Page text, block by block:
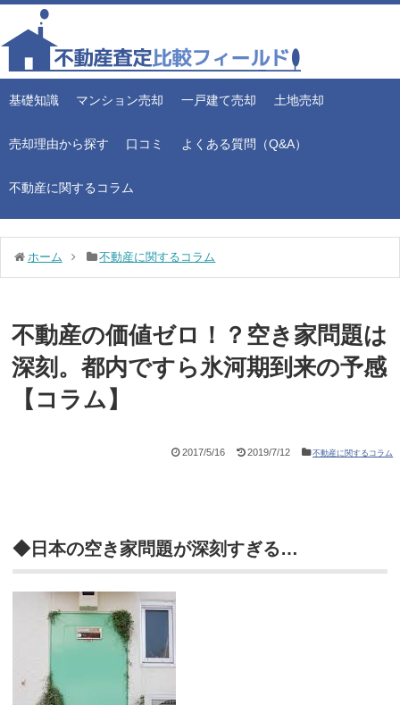
基礎知識 マンション売却 一戸建て売却 土地売却
売却理由から探す 口コミ よくある質問（Q&A）
不動産に関するコラム
ホーム 不動産に関するコラム
不動産の価値ゼロ！？空き家問題は
深刻。都内ですら氷河期到来の予感
【コラム】
2017/5/16 2019/7/12 不動産に関するコラム
◆日本の空き家問題が深刻すぎる…